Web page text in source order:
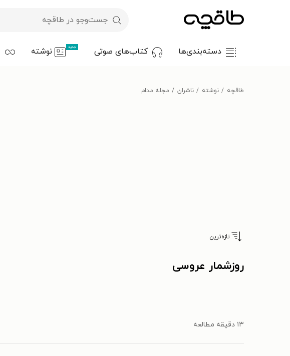
دسته‌بندی‌ها کتاب‌های صوتی جدید نوشته
طاقچه نوشته ناشران مجله مدام
تازه‌ترین
روزشمار عروسی
۱۳ دقیقه مطالعه